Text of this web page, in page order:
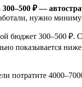
₽ —
нужно
бюджет 300–500 ₽.
показывается
потратите